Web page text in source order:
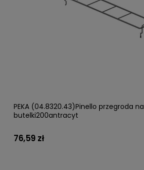
PEKA (04.8320.43)Pinello przegroda na
butelki200antracyt
76,59 zł